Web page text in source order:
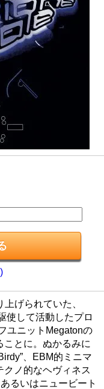
げられていた、
使して活動したプロ
ユニットMegatonの
とに。ぬかるみに
、EBM的ミニマ
クノ的なヘヴィネス
るいはニュービート